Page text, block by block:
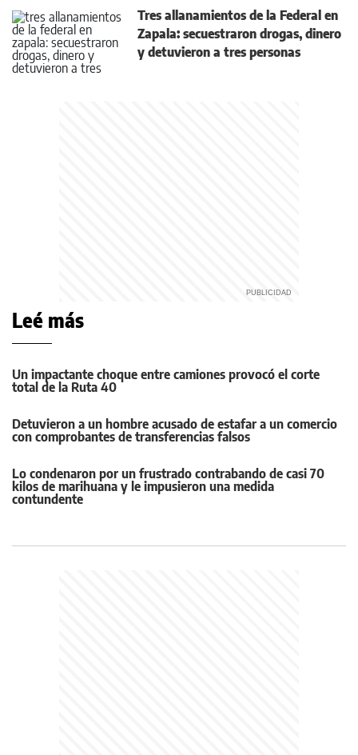
Tres allanamientos de la Federal en
Zapala: secuestraron drogas, dinero
y detuvieron a tres personas
Leé más
Un impactante choque entre camiones provocó el corte
total de la Ruta 40
Detuvieron a un hombre acusado de estafar a un comercio
con comprobantes de transferencias falsos
Lo condenaron por un frustrado contrabando de casi 70
kilos de marihuana y le impusieron una medida
contundente